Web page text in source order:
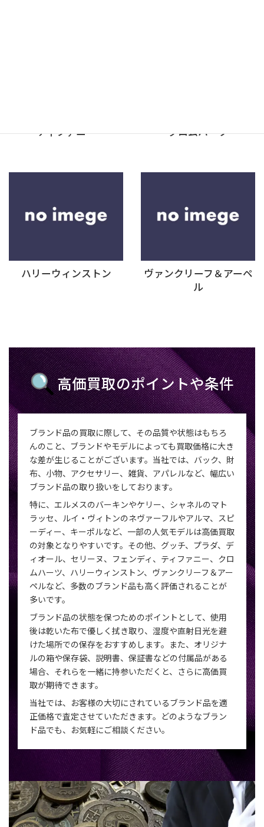
ティファニー クロムハーツ
ハリーウィンストン
ヴァンクリーフ＆アーペ
ル
高価買取のポイントや条件
ブランド品の買取に際して、その品質や状態はもちろ
んのこと、ブランドやモデルによっても買取価格に大き
な差が生じることがございます。当社では、バック、財
布、小物、アクセサリー、雑貨、アパレルなど、幅広い
ブランド品の取り扱いをしております。
特に、エルメスのバーキンやケリー、シャネルのマト
ラッセ、ルイ・ヴィトンのネヴァーフルやアルマ、スピ
ーディー、キーポルなど、一部の人気モデルは高価買取
の対象となりやすいです。その他、グッチ、プラダ、デ
ィオール、セリーヌ、フェンディ、ティファニー、クロ
ムハーツ、ハリーウィンストン、ヴァンクリーフ＆アー
ペルなど、多数のブランド品も高く評価されることが
多いです。
ブランド品の状態を保つためのポイントとして、使用
後は乾いた布で優しく拭き取り、湿度や直射日光を避
けた場所での保存をおすすめします。また、オリジナ
ルの箱や保存袋、説明書、保証書などの付属品がある
場合、それらを一緒に持参いただくと、さらに高価買
取が期待できます。
当社では、お客様の大切にされているブランド品を適
正価格で査定させていただきます。どのようなブラン
ド品でも、お気軽にご相談ください。